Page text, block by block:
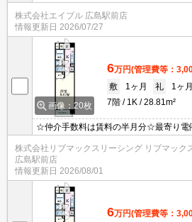
場月550円。
株式会社エイブル 広島駅前店
情報更新日 2026/07/27
画像：20枚
6万円(管理費等：
敷
1ヶ月 礼
1ヶ月
7階
1K 28.81m²
☆仲介手数料は賃料の半月分☆最寄り電
料☆都市ガスで光熱費を抑えられます☆
心☆近隣にスーパーやコンビニがあり住
株式会社リブマックスリーシング リブマック
広島駅前店
情報更新日 2026/08/01
6万円(管理費等：